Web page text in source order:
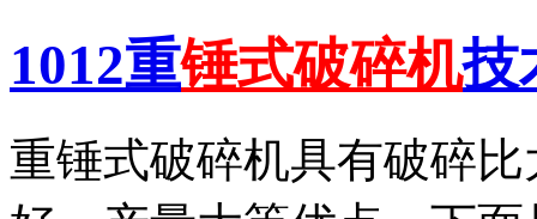
1012重锤式破碎机技
重锤式破碎机具有破碎